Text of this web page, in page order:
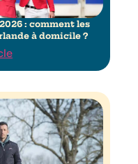
: comment les
à domicile ?